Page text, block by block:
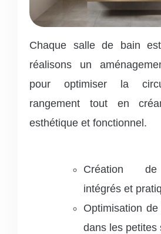
Chaque salle de bain
réalisons un
pour optimiser la
rangement tout en
esthétique et fonctionnel.
Création de
intégrés et
Optimisation de
dans les petites